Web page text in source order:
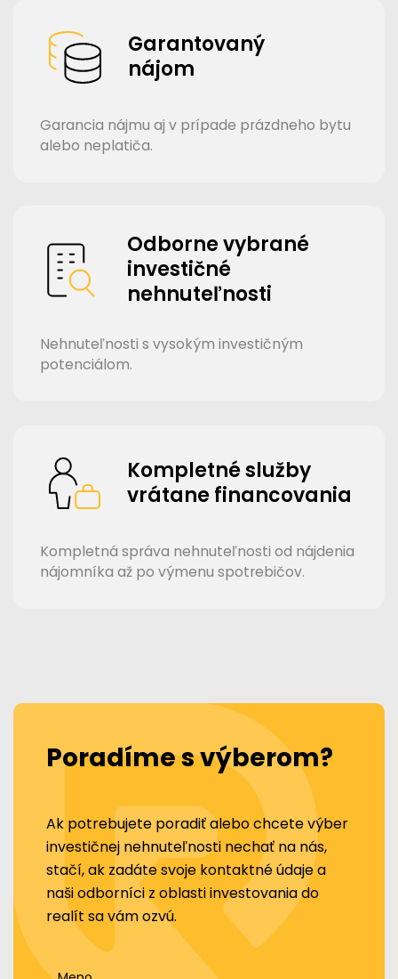
Garantovaný
nájom
Garancia nájmu aj v prípade prázdneho bytu
alebo neplatiča.
Odborne vybrané
investičné
nehnuteľnosti
Nehnuteľnosti s vysokým investičným
potenciálom.
Kompletné služby
vrátane financovania
Kompletná správa nehnuteľnosti od nájdenia
nájomníka až po výmenu spotrebičov.
Poradíme s výberom?
Ak potrebujete poradiť alebo chcete výber
investičnej nehnuteľnosti nechať na nás,
stačí, ak zadáte svoje kontaktné údaje a
naši odborníci z oblasti investovania do
realít sa vám ozvú.